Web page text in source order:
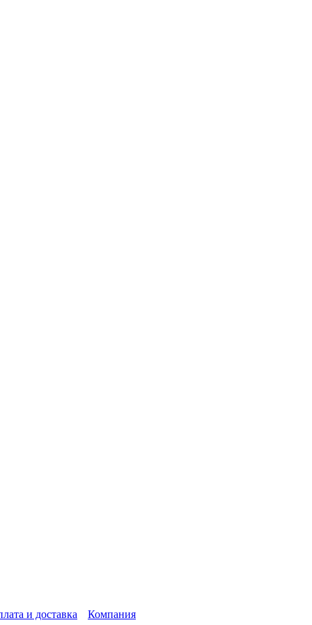
и доставка Компания